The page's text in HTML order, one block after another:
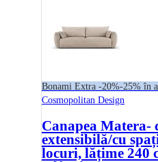
Bonami Extra -20%-25% în
Cosmopolitan Design
Canapea Matera-
extensibilă/cu
locuri, lățime 240